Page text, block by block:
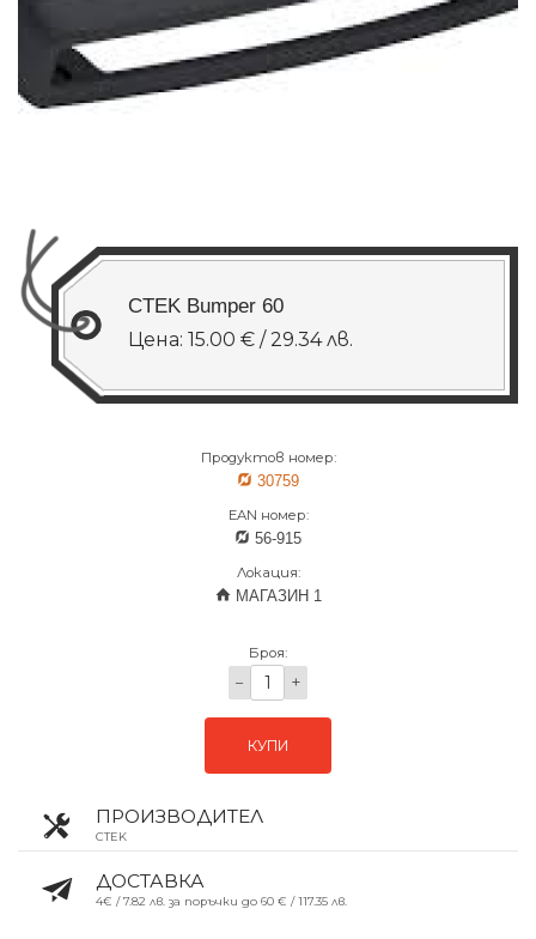
CTEK Bumper 60
Цена: 15.00 € / 29.34 лв.
Продуктов номер:
30759
EAN номер:
56-915
Локация:
МАГАЗИН 1
Броя:
− +
КУПИ
ПРОИЗВОДИТЕЛ
CTEK
ДОСТАВКА
4€ / 7.82 лв. за поръчки до 60 € / 117.35 лв.